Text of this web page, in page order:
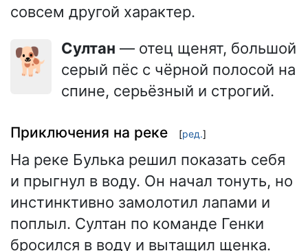
совсем другой характер.
🐕 Султан — отец щенят, большой
серый пёс с чёрной полосой на
спине, серьёзный и строгий.
Приключения на реке [ред.]
На реке Булька решил показать себя
и прыгнул в воду. Он начал тонуть, но
инстинктивно замолотил лапами и
поплыл. Султан по команде Генки
бросился в воду и вытащил щенка.